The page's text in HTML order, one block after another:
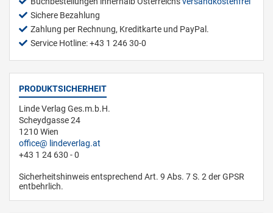
Sichere Bezahlung
Zahlung per Rechnung, Kreditkarte und PayPal.
Service Hotline: +43 1 246 30-0
PRODUKTSICHERHEIT
Linde Verlag Ges.m.b.H.
Scheydgasse 24
1210 Wien
office
lindeverlag.at
+43 1 24 630 - 0
Sicherheitshinweis entsprechend Art. 9 Abs. 7 S. 2 der GPSR
entbehrlich.